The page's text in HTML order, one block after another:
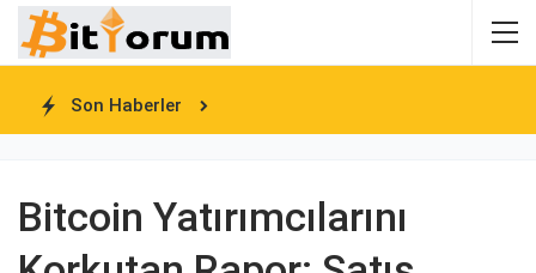
Son Haberler
Bitcoin Yatırımcılarını